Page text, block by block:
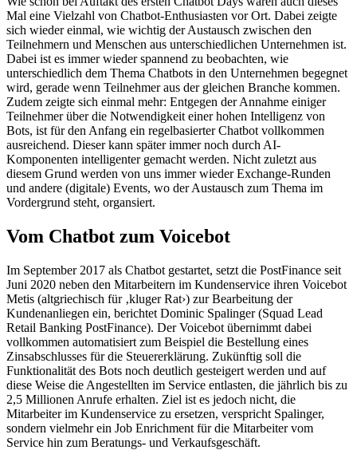
Mal eine Vielzahl von Chatbot-Enthusiasten vor Ort. Dabei zeigte
sich wieder einmal, wie wichtig der Austausch zwischen den
Teilnehmern und Menschen aus unterschiedlichen Unternehmen ist.
Dabei ist es immer wieder spannend zu beobachten, wie
unterschiedlich dem Thema Chatbots in den Unternehmen begegnet
wird, gerade wenn Teilnehmer aus der gleichen Branche kommen.
Zudem zeigte sich einmal mehr: Entgegen der Annahme einiger
Teilnehmer über die Notwendigkeit einer hohen Intelligenz von
Bots, ist für den Anfang ein regelbasierter Chatbot vollkommen
ausreichend. Dieser kann später immer noch durch AI-
Komponenten intelligenter gemacht werden. Nicht zuletzt aus
diesem Grund werden von uns immer wieder Exchange-Runden
und andere (digitale) Events, wo der Austausch zum Thema im
Vordergrund steht, organsiert.
Vom Chatbot zum Voicebot
Im September 2017 als Chatbot gestartet, setzt die PostFinance seit
Juni 2020 neben den Mitarbeitern im Kundenservice ihren Voicebot
Metis (altgriechisch für ‚kluger Rat›) zur Bearbeitung der
Kundenanliegen ein, berichtet Dominic Spalinger (Squad Lead
Retail Banking PostFinance). Der Voicebot übernimmt dabei
vollkommen automatisiert zum Beispiel die Bestellung eines
Zinsabschlusses für die Steuererklärung. Zukünftig soll die
Funktionalität des Bots noch deutlich gesteigert werden und auf
diese Weise die Angestellten im Service entlasten, die jährlich bis zu
2,5 Millionen Anrufe erhalten. Ziel ist es jedoch nicht, die
Mitarbeiter im Kundenservice zu ersetzen, verspricht Spalinger,
sondern vielmehr ein Job Enrichment für die Mitarbeiter vom
Service hin zum Beratungs- und Verkaufsgeschäft.